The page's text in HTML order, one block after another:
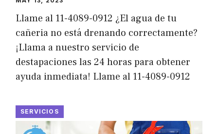
Llame al 11-4089-0912 ¿El agua de tu
cañeria no está drenando correctamente?
¡Llama a nuestro servicio de
destapaciones las 24 horas para obtener
ayuda inmediata! Llame al 11-4089-0912
SERVICIOS